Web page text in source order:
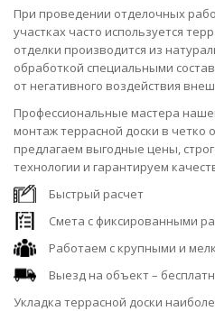
При проведении отделочных
участках часто используется
отделки производится из
обработкой специальными
от негативного воздействия
Профессиональные мастера
монтаж террасной доски в четко
предлагаем выгодные цены,
технологии и гарантируем
Быстрый расчет
Смета с фиксированными
Работаем с крупными и
Выезд на объект –
Укладка террасной доски